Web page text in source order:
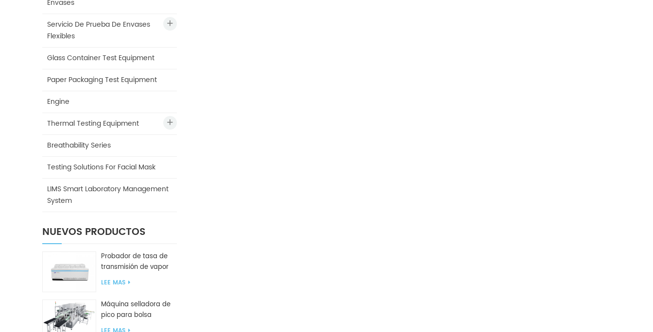
Envases
Servicio De Prueba De Envases
Flexibles
Glass Container Test Equipment
Paper Packaging Test Equipment
Engine
Thermal Testing Equipment
Breathability Series
Testing Solutions For Facial Mask
LIMS Smart Laboratory Management
System
NUEVOS PRODUCTOS
Probador de tasa de
transmisión de vapor
de agua W416 2.0
LEE MAS
Máquina selladora de
pico para bolsa
inclinada GF2600-X